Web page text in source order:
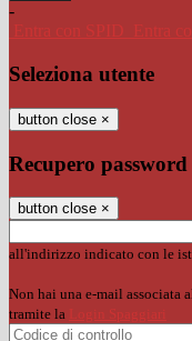
-
Entra con SPID
Entra
Seleziona utente
button close ×
Recupero password
button close ×
all'indirizzo indicato con le
Non hai una e-mail associata
tramite la Login Spaggiari